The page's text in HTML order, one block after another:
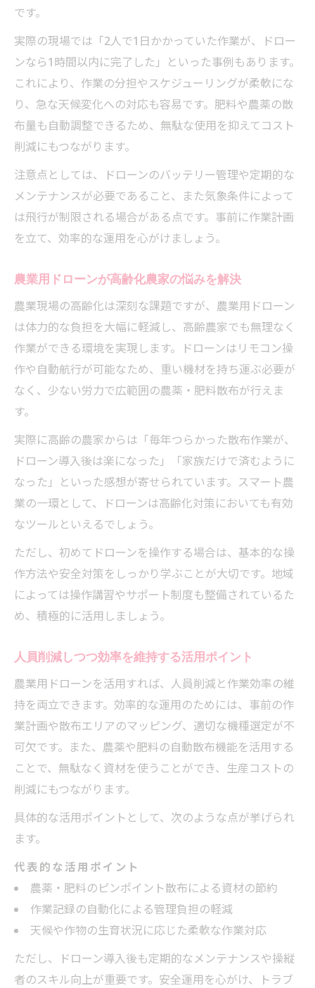
です。
実際の現場では「2人で1日かかっていた作業が、ドロー
ンなら1時間以内に完了した」といった事例もあります。
これにより、作業の分担やスケジューリングが柔軟にな
り、急な天候変化への対応も容易です。肥料や農薬の散
布量も自動調整できるため、無駄な使用を抑えてコスト
削減にもつながります。
注意点としては、ドローンのバッテリー管理や定期的な
メンテナンスが必要であること、また気象条件によって
は飛行が制限される場合がある点です。事前に作業計画
を立て、効率的な運用を心がけましょう。
農業用ドローンが高齢化農家の悩みを解決
農業現場の高齢化は深刻な課題ですが、農業用ドローン
は体力的な負担を大幅に軽減し、高齢農家でも無理なく
作業ができる環境を実現します。ドローンはリモコン操
作や自動航行が可能なため、重い機材を持ち運ぶ必要が
なく、少ない労力で広範囲の農薬・肥料散布が行えま
す。
実際に高齢の農家からは「毎年つらかった散布作業が、
ドローン導入後は楽になった」「家族だけで済むように
なった」といった感想が寄せられています。スマート農
業の一環として、ドローンは高齢化対策においても有効
なツールといえるでしょう。
ただし、初めてドローンを操作する場合は、基本的な操
作方法や安全対策をしっかり学ぶことが大切です。地域
によっては操作講習やサポート制度も整備されているた
め、積極的に活用しましょう。
人員削減しつつ効率を維持する活用ポイント
農業用ドローンを活用すれば、人員削減と作業効率の維
持を両立できます。効率的な運用のためには、事前の作
業計画や散布エリアのマッピング、適切な機種選定が不
可欠です。また、農薬や肥料の自動散布機能を活用する
ことで、無駄なく資材を使うことができ、生産コストの
削減にもつながります。
具体的な活用ポイントとして、次のような点が挙げられ
ます。
代表的な活用ポイント
農薬・肥料のピンポイント散布による資材の節約
作業記録の自動化による管理負担の軽減
天候や作物の生育状況に応じた柔軟な作業対応
ただし、ドローン導入後も定期的なメンテナンスや操縦
者のスキル向上が重要です。安全運用を心がけ、トラブ